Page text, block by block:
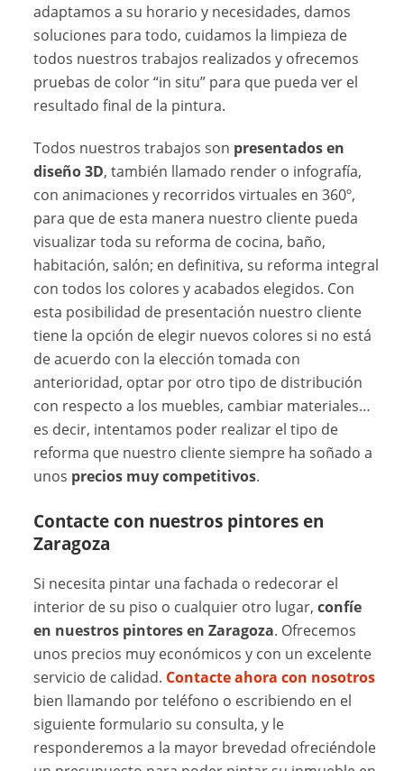
adaptamos a su horario y necesidades, damos
soluciones para todo, cuidamos la limpieza de
todos nuestros trabajos realizados y ofrecemos
pruebas de color “in situ” para que pueda ver el
resultado final de la pintura.
Todos nuestros trabajos son presentados en
diseño 3D, también llamado render o infografía,
con animaciones y recorridos virtuales en 360º,
para que de esta manera nuestro cliente pueda
visualizar toda su reforma de cocina, baño,
habitación, salón; en definitiva, su reforma integral
con todos los colores y acabados elegidos. Con
esta posibilidad de presentación nuestro cliente
tiene la opción de elegir nuevos colores si no está
de acuerdo con la elección tomada con
anterioridad, optar por otro tipo de distribución
con respecto a los muebles, cambiar materiales…
es decir, intentamos poder realizar el tipo de
reforma que nuestro cliente siempre ha soñado a
unos precios muy competitivos.
Contacte con nuestros pintores en
Zaragoza
Si necesita pintar una fachada o redecorar el
interior de su piso o cualquier otro lugar,confíe
en nuestros pintores en Zaragoza. Ofrecemos
unos precios muy económicos y con un excelente
servicio de calidad. Contacte ahora con nosotros
bien llamando por teléfono o escribiendo en el
siguiente formulario su consulta, y le
responderemos a la mayor brevedad ofreciéndole